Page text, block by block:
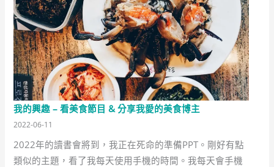
花
錢
越
有
錢!!
我的興趣 – 看美食節目 & 分享我愛的美食博主
2022-06-11
2022年的讀書會將到，我正在死命的準備PPT。剛好有點
類似的主題，看了我每天使用手機的時間。我每天會手機